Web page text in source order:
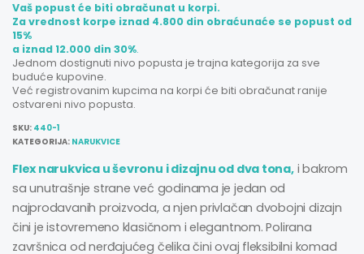
Vaš popust će biti obračunat u korpi.
Za vrednost korpe iznad 4.800 din obraćunaće se popust od
15%
a iznad 12.000 din 30%.
Jednom dostignuti nivo popusta je trajna kategorija za sve
buduće kupovine.
Već registrovanim kupcima na korpi će biti obračunat ranije
ostvareni nivo popusta.
SKU: 440-1
KATEGORIJA: NARUKVICE
Flex narukvica u ševronu i dizajnu od dva tona,i bakrom
sa unutrašnje strane već godinama je jedan od
najprodavanih proizvoda, a njen privlačan dvobojni dizajn
čini je istovremeno klasičnom i elegantnom. Polirana
završnica od nerđajućeg čelika čini ovaj fleksibilni komad